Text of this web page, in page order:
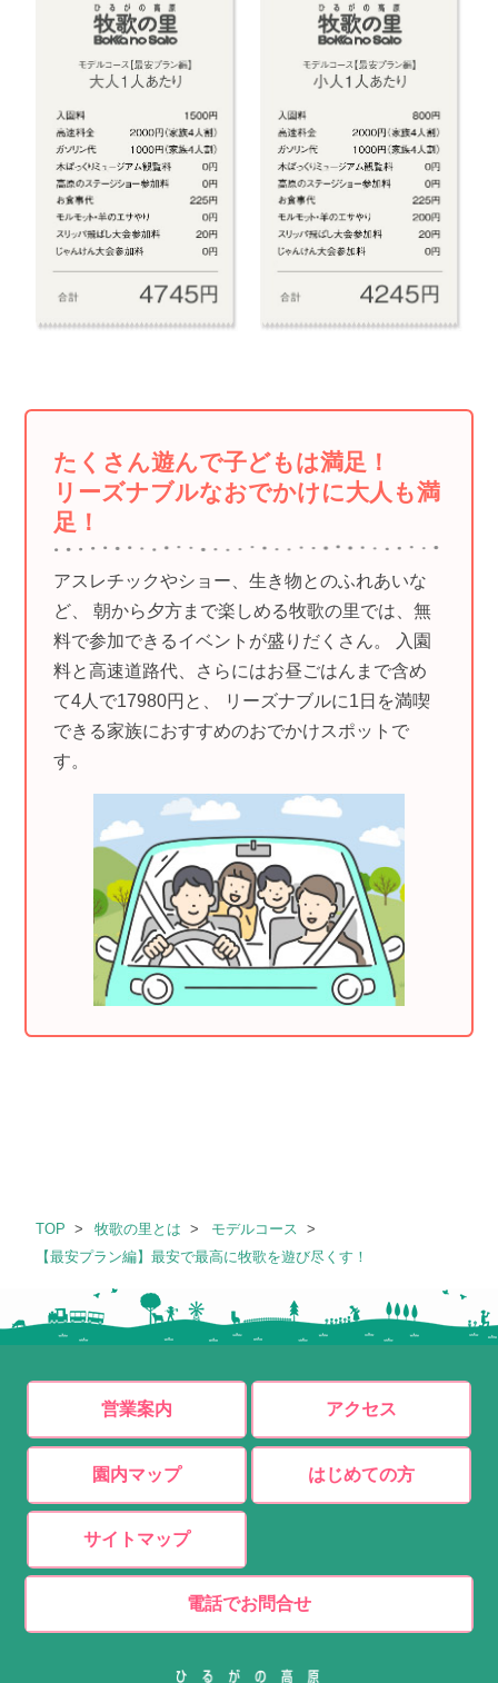
たくさん遊んで子どもは満足！
リーズナブルなおでかけに大人も満
足！
アスレチックやショー、生き物とのふれあいな
ど、 朝から夕方まで楽しめる牧歌の里では、無
料で参加できるイベントが盛りだくさん。 入園
料と高速道路代、さらにはお昼ごはんまで含め
て4人で17980円と、 リーズナブルに1日を満喫
できる家族におすすめのおでかけスポットで
す。
TOP 牧歌の里とは
モデルコース
【最安プラン編】最安で最高に牧歌を遊び尽くす！
営業案内 アクセス
園内マップ はじめての方
サイトマップ
電話でお問合せ